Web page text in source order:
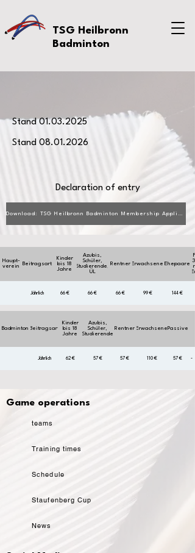
TSG Heilbronn
Badminton
Stand 01.03.2025
Stand 08.01.2026
Declaration of entry
Download: TSG Heilbronn Badminton Membership Application
Haupt-
verein
Beitragsart
Kinder
bis 18
Jahre
Azubis,
Schüler,
Studierende,
ÜL
Rentner Erwachsene Ehepaare
Jährlich 66 € 66 € 66 € 99 € 144 €
Badminton Beitragsart
Kinder
bis 18
Jahre
Azubis,
Schüler,
Studierende
Rentner Erwachsene Passive
Jährlich 62 € 57 € 57 € 110 € 57 € -
Game operations
teams
Training times
Schedule
Staufenberg Cup
News